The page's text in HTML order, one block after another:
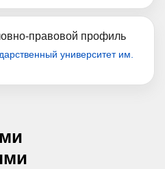
правовой профиль
университет им.